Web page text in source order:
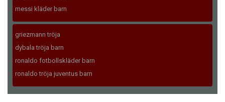
messi kläder barn
griezmann tröja
dybala tröja barn
ronaldo fotbollskläder barn
ronaldo tröja juventus barn